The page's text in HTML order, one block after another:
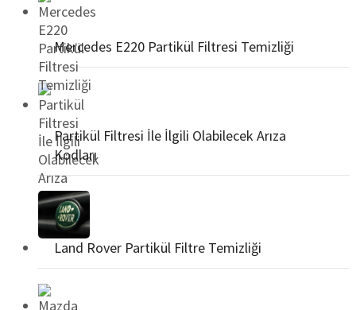
Mercedes E220 Partikül Filtresi Temizliği
Partikül Filtresi İle İlgili Olabilecek Arıza
Kodları
Land Rover Partikül Filtre Temizliği